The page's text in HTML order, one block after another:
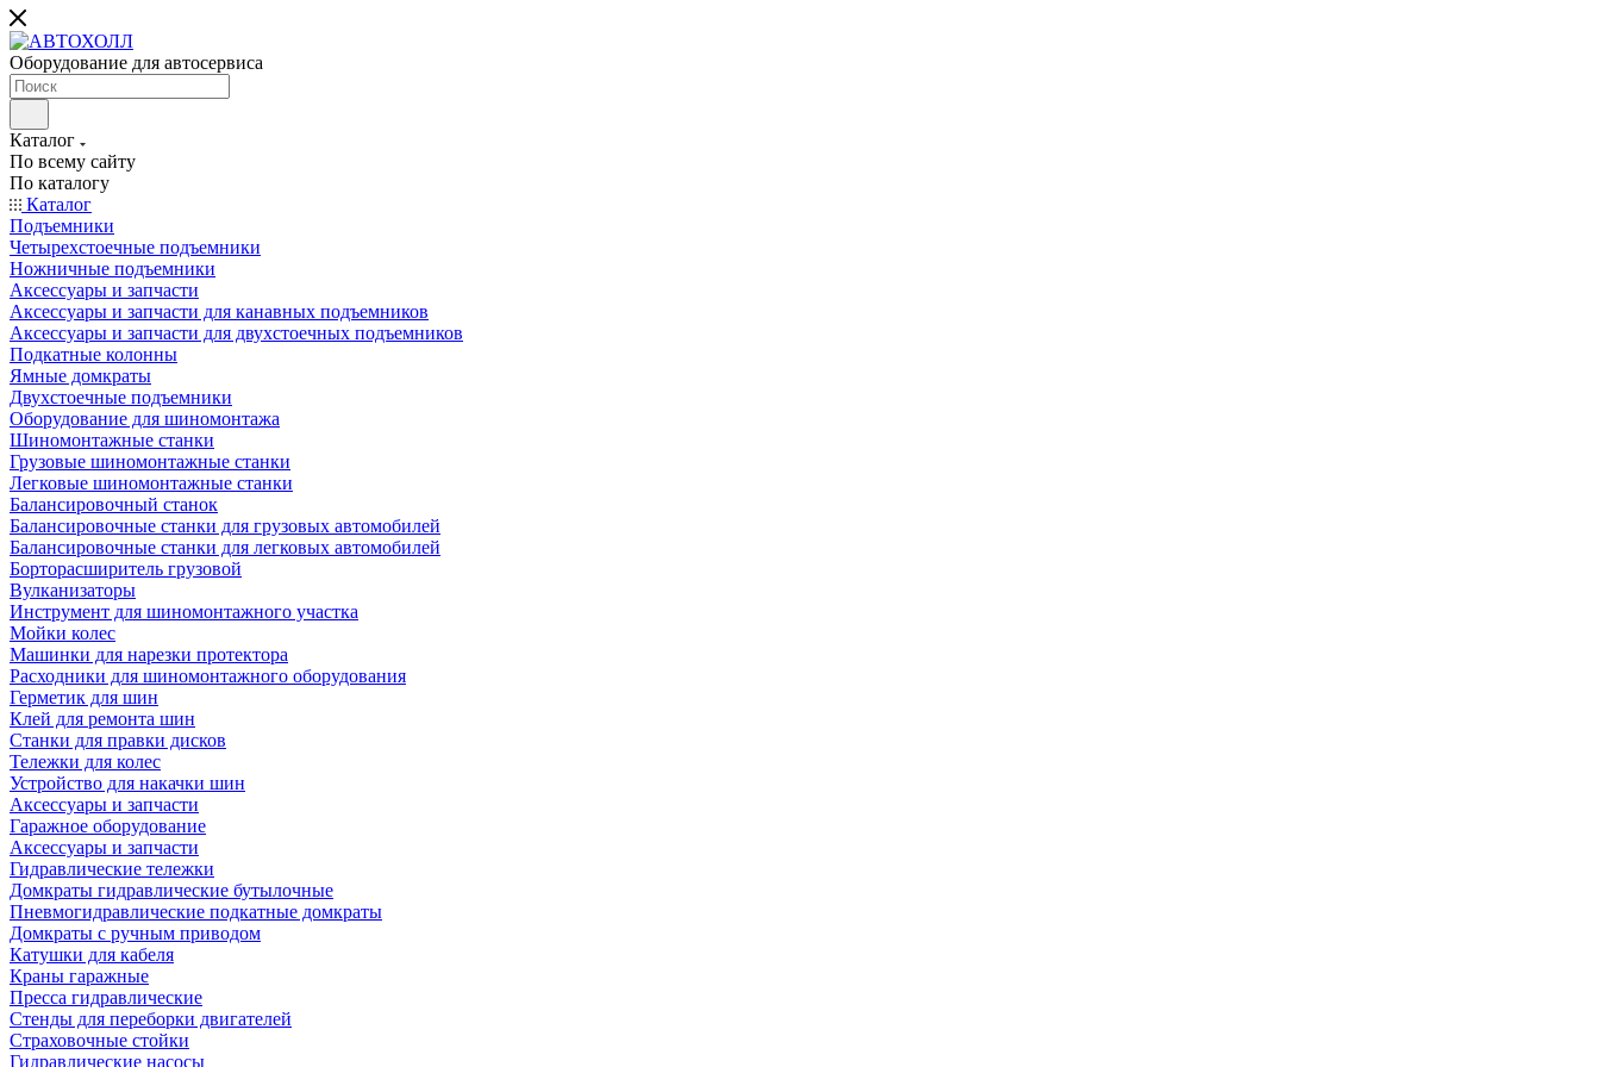
Оборудование для автосервиса
Каталог
По всему сайту
По каталогу
Каталог
Подъемники
Четырехстоечные подъемники
Ножничные подъемники
Аксессуары и запчасти
Аксессуары и запчасти для канавных подъемников
Аксессуары и запчасти для двухстоечных подъемников
Подкатные колонны
Ямные домкраты
Двухстоечные подъемники
Оборудование для шиномонтажа
Шиномонтажные станки
Грузовые шиномонтажные станки
Легковые шиномонтажные станки
Балансировочный станок
Балансировочные станки для грузовых автомобилей
Балансировочные станки для легковых автомобилей
Борторасширитель грузовой
Вулканизаторы
Инструмент для шиномонтажного участка
Мойки колес
Машинки для нарезки протектора
Расходники для шиномонтажного оборудования
Герметик для шин
Клей для ремонта шин
Станки для правки дисков
Тележки для колес
Устройство для накачки шин
Аксессуары и запчасти
Гаражное оборудование
Аксессуары и запчасти
Гидравлические тележки
Домкраты гидравлические бутылочные
Пневмогидравлические подкатные домкраты
Домкраты с ручным приводом
Катушки для кабеля
Краны гаражные
Пресса гидравлические
Стенды для переборки двигателей
Страховочные стойки
Гидравлические насосы